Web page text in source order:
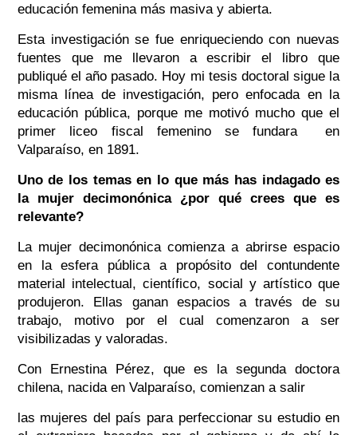
educación femenina más masiva y abierta.
Esta investigación se fue enriqueciendo con nuevas
fuentes que me llevaron a escribir el libro que
publiqué el año pasado. Hoy mi tesis doctoral sigue la
misma línea de investigación, pero enfocada en la
educación pública, porque me motivó mucho que el
primer liceo fiscal femenino se fundara en
Valparaíso, en 1891.
Uno de los temas en lo que más has indagado es
la mujer decimonónica ¿por qué crees que es
relevante?
La mujer decimonónica comienza a abrirse espacio
en la esfera pública a propósito del contundente
material intelectual, científico, social y artístico que
produjeron. Ellas ganan espacios a través de su
trabajo, motivo por el cual comenzaron a ser
visibilizadas y valoradas.
Con Ernestina Pérez, que es la segunda doctora
chilena, nacida en Valparaíso, comienzan a salir
las mujeres del país para perfeccionar su estudio en